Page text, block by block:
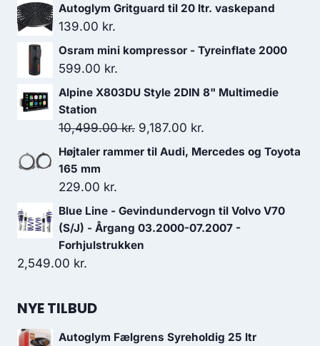
Autoglym Gritguard til 20 ltr. vaskepand
139.00 kr.
Osram mini kompressor - Tyreinflate 2000
599.00 kr.
Alpine X803DU Style 2DIN 8" Multimedie
Station
10,499.00kr. Den
oprindelige
10,499.00 kr..
9,187.00 kr.
aktuelle
9,187.00 kr..
Højtaler rammer til Audi, Mercedes og Toyota
165 mm
229.00 kr.
Blue Line - Gevindundervogn til Volvo V70
(S/J) - Årgang 03.2000-07.2007 -
Forhjulstrukken
2,549.00 kr.
NYE TILBUD
Autoglym Fælgrens Syreholdig 25 ltr